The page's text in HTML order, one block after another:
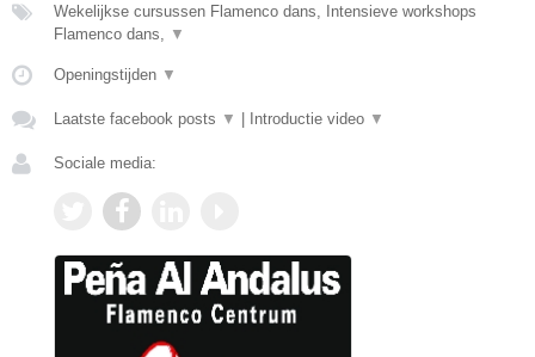
Wekelijkse cursussen Flamenco dans, Intensieve workshops
Flamenco dans,
▼
Openingstijden ▼
Laatste facebook posts ▼ | Introductie video ▼
Sociale media: